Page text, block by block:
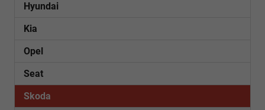
Hyundai
Kia
Opel
Seat
Skoda